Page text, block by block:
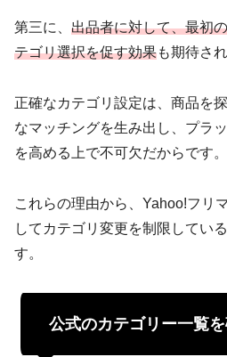
第三に、 出品者に対して、最初
テゴリ選択を促す効果も期待さ
正確なカテゴリ設定は、商品を
なマッチングを生み出し、プラ
を高める上で不可欠だからです。
これらの理由から、Yahoo!フリ
してカテゴリ変更を制限してい
す。
公式のカテゴリー一覧